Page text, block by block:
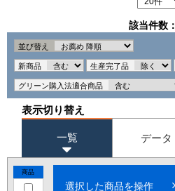
該当件数：
並び替え
新商品 生産完了品
グリーン購入法適合商品
表示切り替え
一覧 データ
商品
選択した商品を操作